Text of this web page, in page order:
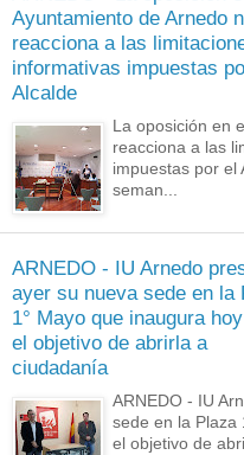
Ayuntamiento de Arnedo
reacciona a las
informativas impuestas
Alcalde
La oposición en
reacciona a las
impuestas por el
seman...
ARNEDO - IU Arnedo
ayer su nueva sede en la
1° Mayo que inaugura
el objetivo de abrirla a
ciudadanía
ARNEDO - IU
sede en la Plaza
el objetivo de